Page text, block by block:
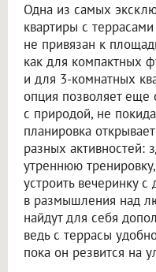
Одна из самых
квартиры с
не привязан к
как для компактных
и для 3-комнатных
опция позволяет еще
с природой, не
планировка
разных активностей:
утреннюю
устроить вечеринку с
в размышления над
найдут для себя
ведь с террасы
пока он резвится на